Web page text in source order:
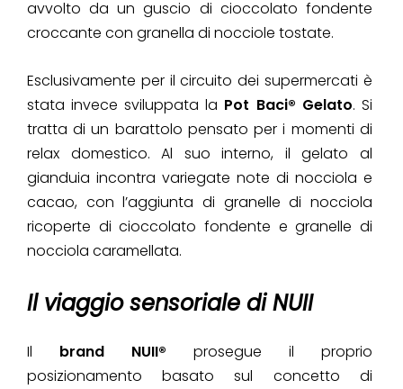
avvolto da un guscio di cioccolato fondente
croccante con granella di nocciole tostate.
Esclusivamente per il circuito dei supermercati è
stata invece sviluppata la Pot Baci® Gelato. Si
tratta di un barattolo pensato per i momenti di
relax domestico. Al suo interno, il gelato al
gianduia incontra variegate note di nocciola e
cacao, con l’aggiunta di granelle di nocciola
ricoperte di cioccolato fondente e granelle di
nocciola caramellata.
Il viaggio sensoriale di NUII
Il brand NUII® prosegue il proprio
posizionamento basato sul concetto di